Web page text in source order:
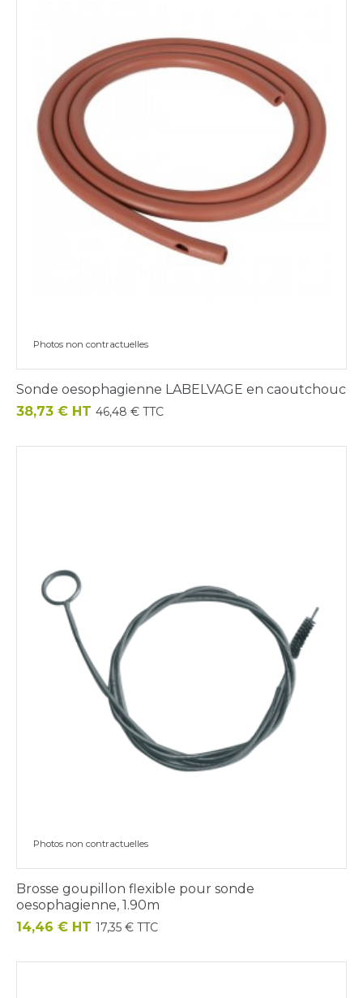
Photos non contractuelles
Sonde oesophagienne LABELVAGE en caoutchouc
Prix
38,73 € HT 46,48 € TTC
Photos non contractuelles
Brosse goupillon flexible pour sonde
oesophagienne, 1.90m
Prix
14,46 € HT 17,35 € TTC